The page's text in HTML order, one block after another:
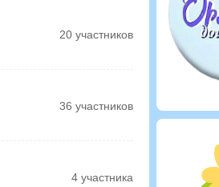
20 участников
36 участников
4 участника